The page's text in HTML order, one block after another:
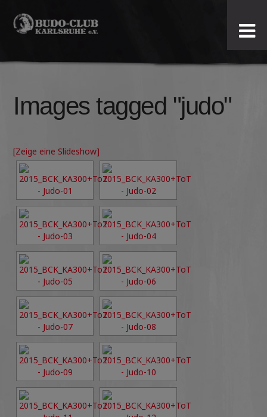
Budo-
Club
Karlsruhe
e.V.
Images tagged "judo"
[Zeige eine Slideshow]